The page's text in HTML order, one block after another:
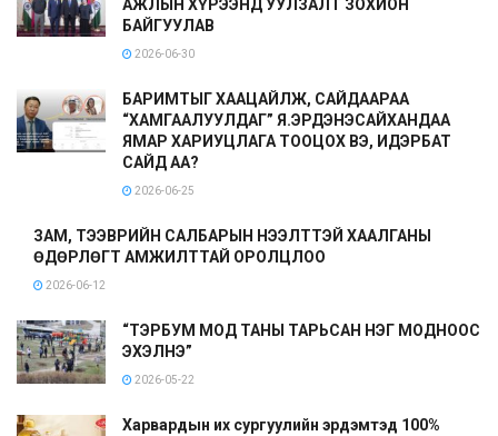
АЖЛЫН ХҮРЭЭНД УУЛЗАЛТ ЗОХИОН
БАЙГУУЛАВ
2026-06-30
БАРИМТЫГ ХААЦАЙЛЖ, САЙДААРАА
“ХАМГААЛУУЛДАГ” Я.ЭРДЭНЭСАЙХАНДАА
ЯМАР ХАРИУЦЛАГА ТООЦОХ ВЭ, ИДЭРБАТ
САЙД АА?
2026-06-25
ЗАМ, ТЭЭВРИЙН САЛБАРЫН НЭЭЛТТЭЙ ХААЛГАНЫ
ӨДӨРЛӨГТ АМЖИЛТТАЙ ОРОЛЦЛОО
2026-06-12
“ТЭРБУМ МОД ТАНЫ ТАРЬСАН НЭГ МОДНООС
ЭХЭЛНЭ”
2026-05-22
Харвардын их сургуулийн эрдэмтэд 100%